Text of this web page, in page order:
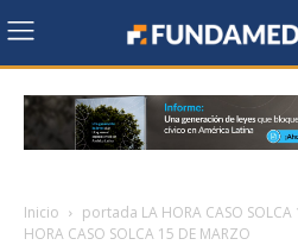
Inicio portada LA HORA CASO SOLCA
HORA CASO SOLCA 15 DE MARZO